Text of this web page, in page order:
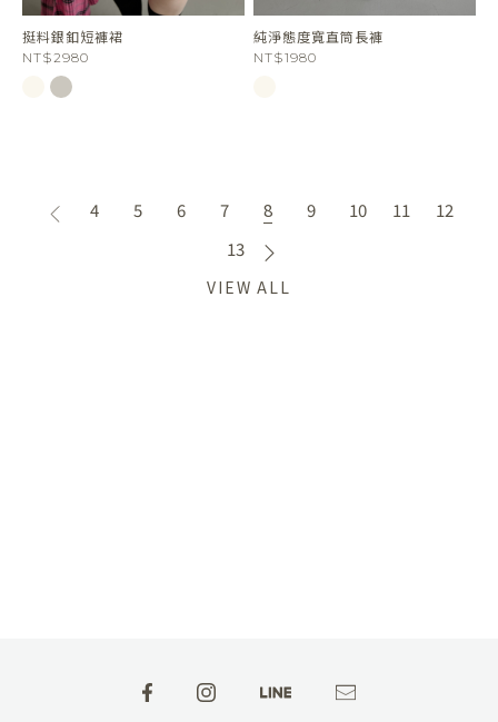
挺料銀釦短褲裙
NT$2980
純淨態度寬直筒長褲
NT$1980
4 5 6 7 8 9 10 11
12
13
VIEW ALL